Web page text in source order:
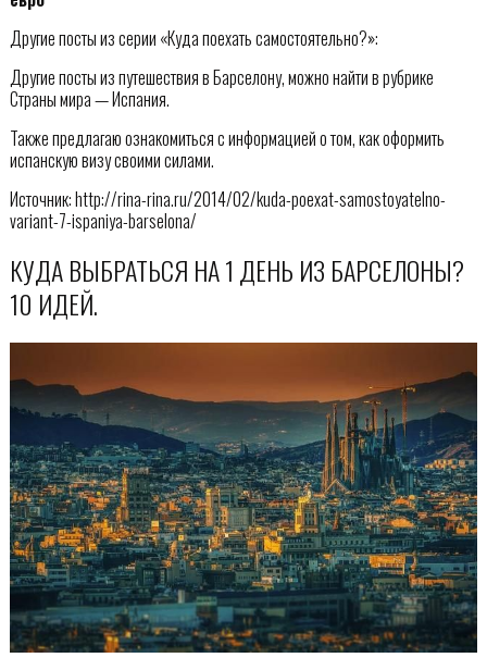
Другие посты из серии «Куда поехать самостоятельно?»:
Другие посты из путешествия в Барселону, можно найти в рубрике
Страны мира — Испания.
Также предлагаю ознакомиться с информацией о том, как оформить
испанскую визу своими силами.
Источник: http://rina-rina.ru/2014/02/kuda-poexat-samostoyatelno-
variant-7-ispaniya-barselona/
КУДА ВЫБРАТЬСЯ НА 1 ДЕНЬ ИЗ БАРСЕЛОНЫ?
10 ИДЕЙ.